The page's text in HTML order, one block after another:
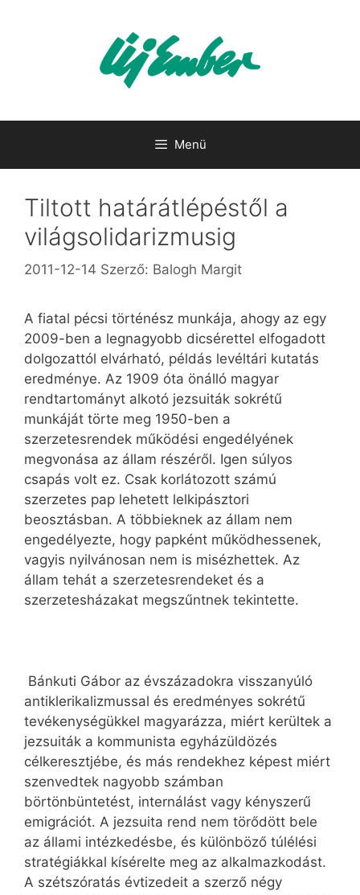
Menü
Tiltott határátlépéstől a
világsolidarizmusig
2011-12-14 Szerző: Balogh Margit
A fiatal pécsi történész munkája, ahogy az egy
2009-ben a legnagyobb dicsérettel elfogadott
dolgozattól elvárható, példás levéltári kutatás
eredménye. Az 1909 óta önálló magyar
rendtartományt alkotó jezsuiták sokrétű
munkáját törte meg 1950-ben a
szerzetesrendek működési engedélyének
megvonása az állam részéről. Igen súlyos
csapás volt ez. Csak korlátozott számú
szerzetes pap lehetett lelkipásztori
beosztásban. A többieknek az állam nem
engedélyezte, hogy papként működhessenek,
vagyis nyilvánosan nem is misézhettek. Az
állam tehát a szerzetesrendeket és a
szerzetesházakat megszűntnek tekintette.
Bánkuti Gábor az évszázadokra visszanyúló
antiklerikalizmussal és eredményes sokrétű
tevékenységükkel magyarázza, miért kerültek a
jezsuiták a kommunista egyházüldözés
célkeresztjébe, és más rendekhez képest miért
szenvedtek nagyobb számban
börtönbüntetést, internálást vagy kényszerű
emigrációt. A jezsuita rend nem törődött bele
az állami intézkedésbe, és különböző túlélési
stratégiákkal kísérelte meg az alkalmazkodást.
A szétszóratás évtizedeit a szerző négy